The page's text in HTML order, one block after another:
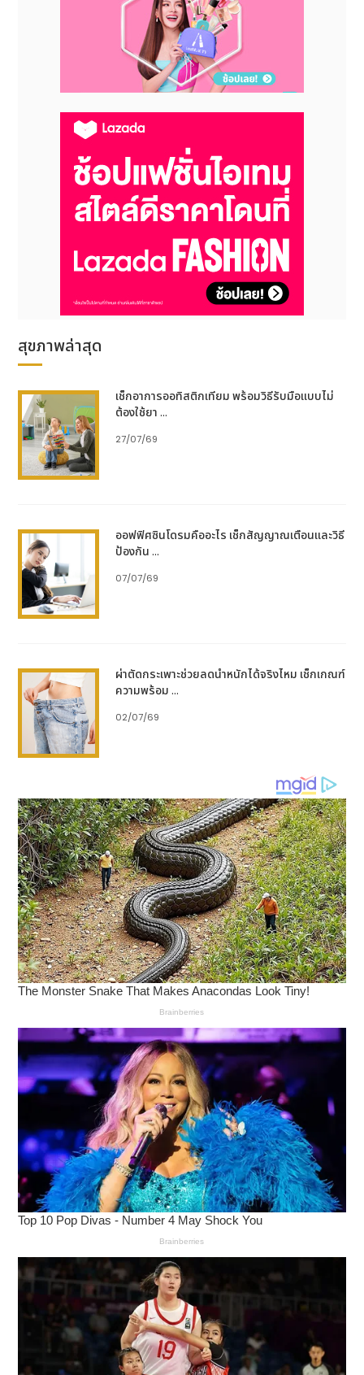
ปัจจัยที่กระตุ้นให้เกิดโรคกรดไหลย้อนหรืออาการกรดไหล
ย้อนรุนแรงขึ้น มักมาจากพฤติกรรมในชีวิตประจำวันที่
หลายคนอาจมองข้าม
ปัจจัยจากการดำเนินชีวิตไม่ว่าจะเป็นพฤติกรรมการ
กิน เช่น กินอาหารไม่ตรงเวลา กินมากเกินไป กินแล้ว
นอนทันที การกินอาหารบางชนิด เช่น อาหารมัน
อาหารทอด อาหารรสจัด น้ำอัดลม เครื่องดื่มที่มี
คาเฟอีน รวมไปถึงความเครียดสะสม การดื่มสุรา และ
การสูบบุหรี่
ปัจจัยทางกายภาพน้ำหนักตัวมากเกินไปหรือเป็นโรค
อ้วน อยู่ในระหว่างตั้งครรภ์
ปัจจัยจากโรคและยา
ผลกระทบและภาวะแทรกซ้อน
รุนแรงในระยะแรกจนทำให้หลายคนมองข้ามความอันตราย
ไป แต่หากไม่ได้รับการดูแลอย่างเหมาะสม อาจลุกลามจน
แทรกซ้อนที่รุนแรงได้
ผลกระทบระยะสั้น
คุณภาพชีวิตลดลง: เมื่อมีอาการผิดปกติจากกรดไหล
การทำงานไม่มีประสิทธิภาพ: อาการที่เกิดขึ้นเป็น
ประจำ อาจทำให้ประสิทธิภาพการทำงานลดลง
จำเป็นจะต้องหยุดงานหรือขาดงานบ่อยครั้ง
ปัญหาทางสังคม: เมื่อมีอาการไม่สบาย อาจทำให้
อยากหลีกเลี่ยงการเข้าสังคมหรือการทำกิจกรรมร่วม
ผลกระทบระยะยาว
การอักเสบเรื้อรังของหลอดอาหาร (Esophagitis):
กรดที่ไหลย้อนขึ้นมาสัมผัสเยื่อบุหลอดอาหารซ้ำ ๆ ก่อ
ให้เกิดการอักเสบเรื้อรัง อาจมีแผลหรือเลือดออก ส่ง
Barrett’s Esophagus: ภาวะที่เยื่อบุหลอดอาหาร
เปลี่ยนแปลงไป ซึ่งเพิ่มความเสี่ยงต่อการเกิดมะเร็ง
หลอดอาหารในอนาคต
ความเสี่ยงต่อมะเร็งหลอดอาหาร: การอักเสบเรื้อรัง
และภาวะ Barrett’s Esophagus เพิ่มโอกาสที่
เซลล์เยื่อบุหลอดอาหารจะกลายเป็นเซลล์มะเร็ง โดย
เฉพาะในผู้ที่มีอาการกรดไหลย้อนรุนแรงหรือเป็นมา
นาน
การป้องกันและการจัดการเบื้องต้น
การปรับเปลี่ยนพฤติกรรมการทานอาหาร : ทาน
อาหารให้ตรงเวลา และแบ่งเป็นมื้อเล็ก ๆ หลายมื้อ
พร้อมหลีกเลี่ยงอาหารที่กระตุ้นอาการ และไม่นอน
ทันทีหลังทานอาหาร ควรรออย่างน้อย 2 - 3 ชั่วโมง
การจัดการความเครียด : หากิจกรรมผ่อนคลายจาก
การทำงานหรือการเรียน เช่น การออกกำลังกาย การ
ทำงานอดิเรกที่ชอบ และการนอนหลับ พักผ่อนให้
เพียงพอ
การดูแลสุขภาพทั่วไป : ควบคุมน้ำหนักให้อยู่ในเกณฑ์
ปกติ และตรวจสุขภาพอย่างสม่ำเสมอ
การเลือกรับประทานยาลดกรดและบรรเทากรดไหล
ย้อนจากประเทศอังกฤษที่มี 2 กลไกการออกฤทธิ์ ทั้ง
ปรับสภาพกรดในกระเพาะอาหารให้เป็นกลาง ควบคู่
กับการสร้างชั้นแพเจล ป้องกันกรดไหลย้อนขึ้นสู่
หลอดอาหาร ออกฤทธิ์นาน 4 ชั่วโมง
แหล่งอ้างอิง :
กลไกการออกฤทธิ์ของยาลดกรด
ประสิทธิภาพของยาลดกรด
สุขภาพล่าสุด
เช็กอาการออทิสติกเทียม พร้อมวิธีรับมือแบบไม่
ต้องใช้ยา ...
27/07/69
ออฟฟิศซินโดรมคืออะไร เช็กสัญญาณเตือนและวิธี
ป้องกัน ...
07/07/69
ผ่าตัดกระเพาะช่วยลดน้ำหนักได้จริงไหม เช็กเกณฑ์
ความพร้อม ...
02/07/69